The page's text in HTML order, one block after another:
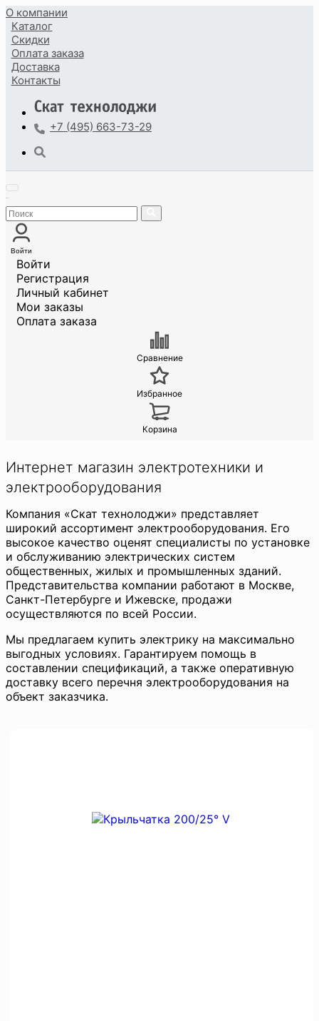
О компании
Каталог
Скидки
Оплата заказа
Доставка
Контакты
+7 (495) 663-73-29
Войти
Войти
Регистрация
Личный кабинет
Мои заказы
Оплата заказа
Сравнение
Избранное
Корзина
Интернет магазин электротехники и
электрооборудования
Компания «Скат технолоджи» представляет
широкий ассортимент электрооборудования. Его
высокое качество оценят специалисты по установке
и обслуживанию электрических систем
общественных, жилых и промышленных зданий.
Представительства компании работают в Москве,
Санкт-Петербурге и Ижевске, продажи
осуществляются по всей России.
Мы предлагаем купить электрику на максимально
выгодных условиях. Гарантируем помощь в
составлении спецификаций, а также оперативную
доставку всего перечня электрооборудования на
объект заказчика.